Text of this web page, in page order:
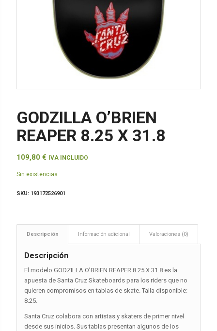
GODZILLA O’BRIEN
REAPER 8.25 X 31.8
109,80 € IVA INCLUIDO
Sin existencias
SKU: 193172526901
Descripción Información adicional Valoraciones (0)
Descripción
El modelo GODZILLA O’BRIEN REAPER 8.25 X 31.8 es la
apuesta de Santa Cruz Skateboards para los riders que no
quieren compromisos en tablas de skate. Talla disponible:
8.25.
Santa Cruz colabora con artistas y skaters de primer nivel
desde sus inicios. Sus tablas presentan algunos de los